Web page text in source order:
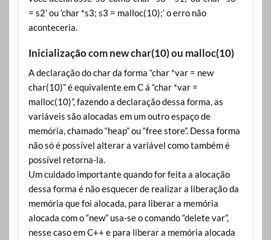
= s2’ ou ‘char *s3; s3 = malloc(10);’ o erro não
aconteceria.
Inicialização com new char(10) ou malloc(10)
A declaração do char da forma “char *var = new
char(10)” é equivalente em C á “char *var =
malloc(10)”, fazendo a declaração dessa forma, as
variáveis são alocadas em um outro espaço de
memória, chamado “heap” ou “free store”. Dessa forma
não só é possível alterar a variável como também é
possível retorna-la.
Um cuidado importante quando for feita a alocação
dessa forma é não esquecer de realizar a liberação da
memória que foi alocada, para liberar a memória
alocada com o “new” usa-se o comando “delete var”,
nesse caso em C++ e para liberar a memória alocada